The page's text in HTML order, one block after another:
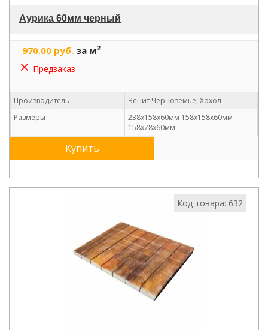
Аурика 60мм черный
970.00 руб. за м2
Предзаказ
Производитель
Зенит Черноземье, Хохол
Размеры
238х158х60мм 158х158х60мм
158х78х60мм
Купить
Код товара: 632